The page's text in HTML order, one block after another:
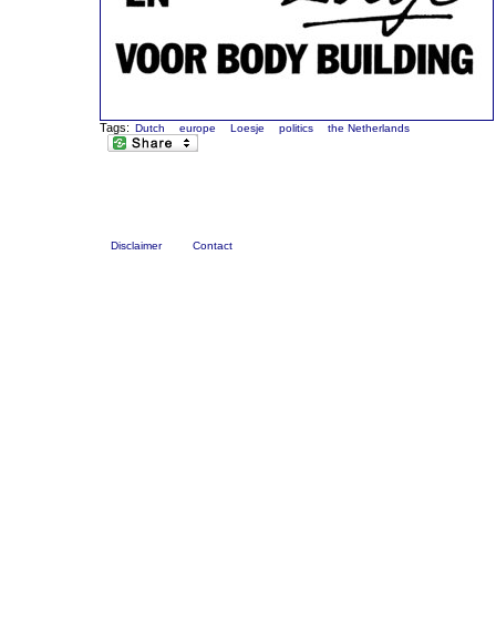
Tags: Dutch europe Loesje politics the Netherlands
Disclaimer Contact